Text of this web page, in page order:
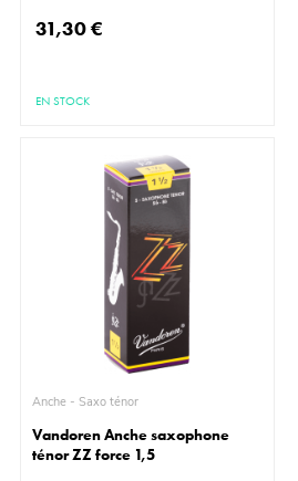
31,30 €
EN STOCK
Anche - Saxo ténor
Vandoren Anche saxophone
ténor ZZ force 1,5